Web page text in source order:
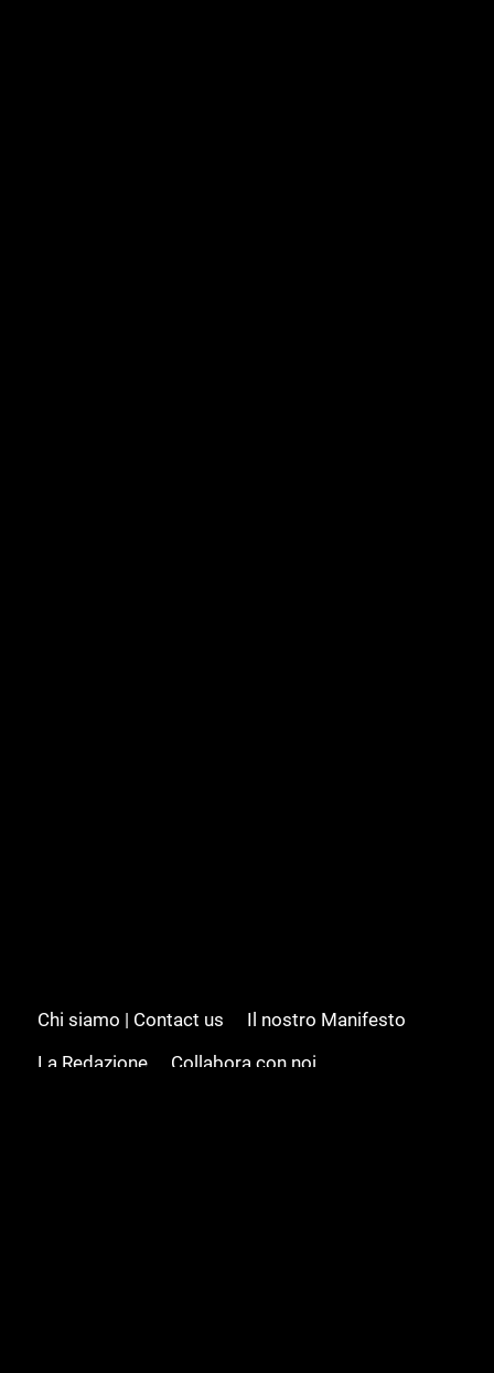
Chi siamo | Contact us
Il nostro Manifesto
La Redazione
Collabora con noi